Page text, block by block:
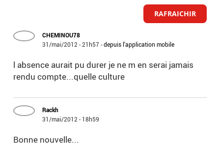
RAFRAICHIR
CHEMINOU78
31/mai/2012 - 21h57-depuis l'application mobile
l absence aurait pu durer je ne m en serai jamais
rendu compte...quelle culture
Rackh
31/mai/2012 - 18h59
Bonne nouvelle...